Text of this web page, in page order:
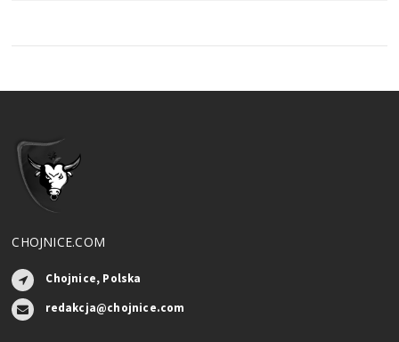
CHOJNICE.COM
Chojnice, Polska
redakcja@chojnice.com